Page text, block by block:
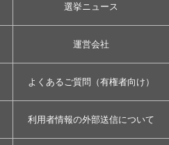
選挙ニュース
運営会社
よくあるご質問（有権者向け）
利用者情報の外部送信について